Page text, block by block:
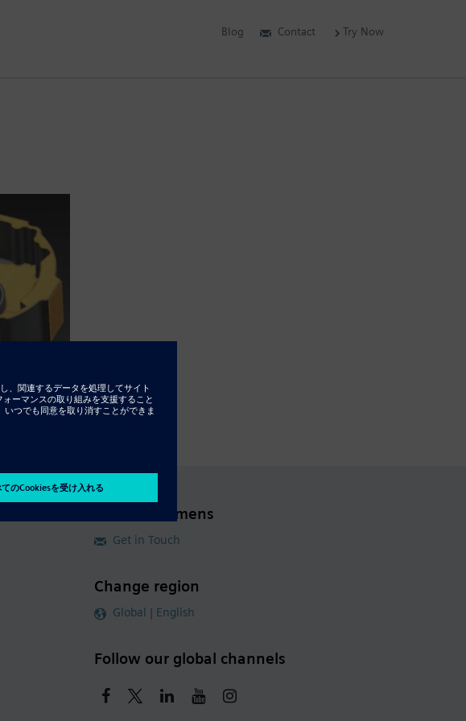
Contact Siemens
Get in Touch
Change region
Global | English
Follow our global channels
Blog Contact Try Now